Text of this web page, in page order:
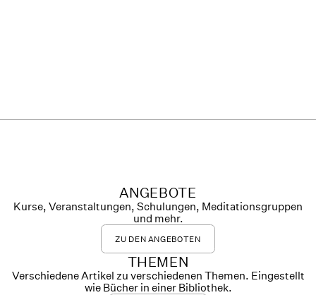
ANGEBOTE
Kurse, Veranstaltungen, Schulungen, Meditationsgruppen
und mehr.
ZU DEN ANGEBOTEN
THEMEN
Verschiedene Artikel zu verschiedenen Themen. Eingestellt
wie Bücher in einer Bibliothek.